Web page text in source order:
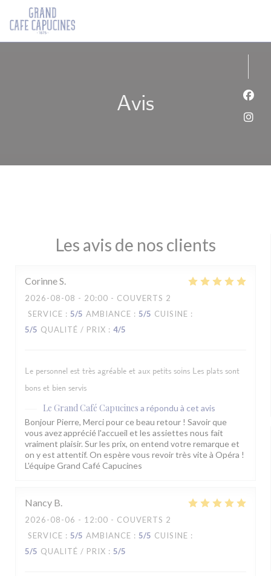
Personnalisation de vos choix en matière de cookies
Avis
Les avis de nos clients
CorinneS
2026-08-08 - 20:00 - COUVERTS 2
SERVICE : 5/5 AMBIANCE : 5/5 CUISINE :
5/5 QUALITÉ / PRIX : 4/5
Le personnel est très agréable et aux petits soins Les plats sont
bons et bien servis
Le Grand Café Capucines a répondu à cet avis
Bonjour Pierre, Merci pour ce beau retour ! Savoir que
vous avez apprécié l'accueil et les assiettes nous fait
vraiment plaisir. Sur les prix, on entend votre remarque et
on y est attentif. On espère vous revoir très vite à Opéra !
L'équipe Grand Café Capucines
Nancy B
2026-08-06 - 12:00 - COUVERTS 2
SERVICE : 5/5 AMBIANCE : 5/5 CUISINE :
5/5 QUALITÉ / PRIX : 5/5